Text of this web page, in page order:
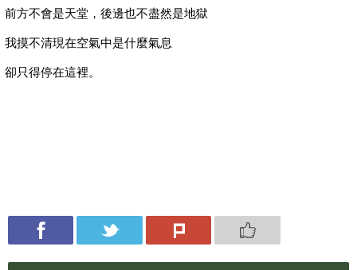
前方不會是天堂，後邊也不盡然是地獄
我摸不清現在空氣中是什麼氣息
卻只得停在這裡。